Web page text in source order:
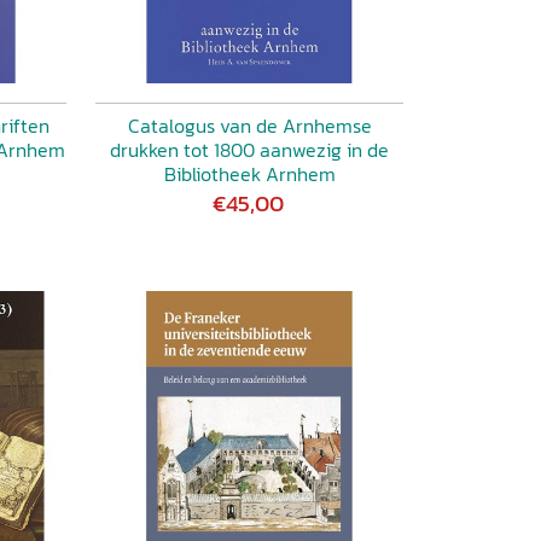
Catalogus van de Arnhemse
drukken tot 1800 aanwezig in de
Bibliotheek Arnhem
€45,00